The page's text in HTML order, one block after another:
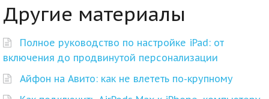
Другие материалы
Полное руководство по настройке iPad: от
включения до продвинутой персонализации
Айфон на Авито: как не влететь по-крупному